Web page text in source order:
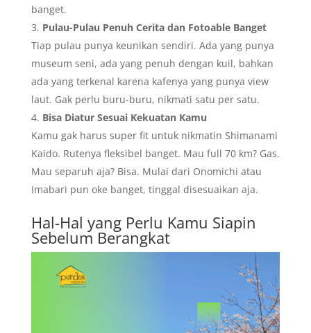
banget.
Pulau-Pulau Penuh Cerita dan Fotoable Banget
Tiap pulau punya keunikan sendiri. Ada yang punya
museum seni, ada yang penuh dengan kuil, bahkan
ada yang terkenal karena kafenya yang punya view
laut. Gak perlu buru-buru, nikmati satu per satu.
Bisa Diatur Sesuai Kekuatan Kamu
Kamu gak harus super fit untuk nikmatin Shimanami
Kaido. Rutenya fleksibel banget. Mau full 70 km? Gas.
Mau separuh aja? Bisa. Mulai dari Onomichi atau
Imabari pun oke banget, tinggal disesuaikan aja.
Hal-Hal yang Perlu Kamu Siapin
Sebelum Berangkat